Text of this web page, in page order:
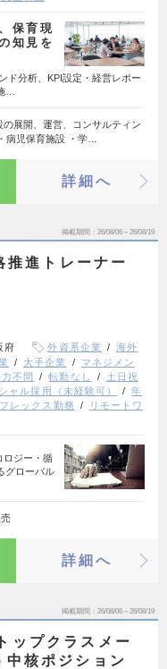
保育現
知見を
ド分析、KPI設定・経営レポー
…
展開、運営、コンサルティン
病児保育施設 ・学…
詳細へ
掲載期間 26/08/06～26/08/19
推進トレーナー
府 外資系企業
海外
大手企業
マネジメン
不問 転勤なし
土日祝
ャル採用（未経験可）
年
フレックス勤務
リモートワ
ロジー・循
グローバル
詳細へ
掲載期間 26/08/06～26/08/19
ップクラスメー
核ポジション